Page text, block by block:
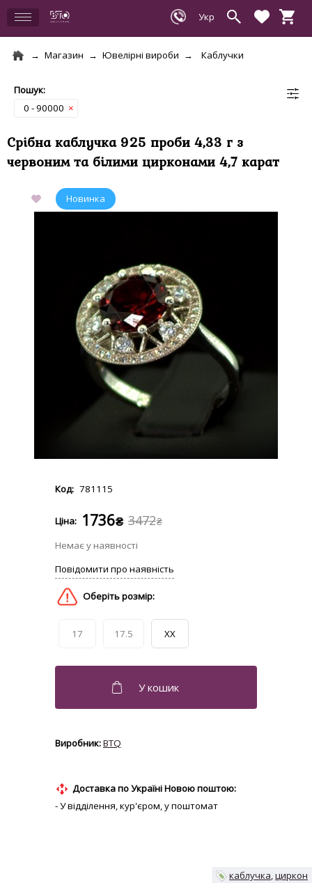
Магазин Ювелірні вироби Каблучки
0 - 90000 ×
Срібна каблучка 925 проби 4,33 г з
червоним та білими цирконами 4,7 карат
781115
3472₴
1736₴
17 17.5 XX
BTQ
Доставка по Україні Новою поштою:
- У відділення, кур'єром, у поштомат
каблучка циркон